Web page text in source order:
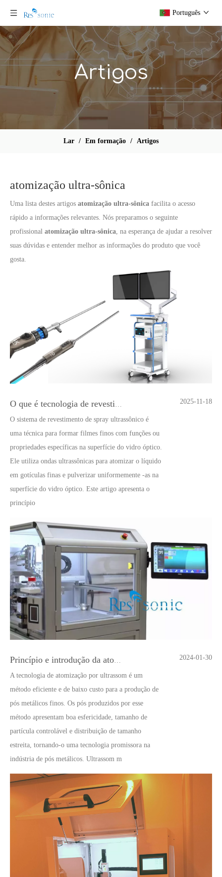
Português
Artigos
Lar / Em formação / Artigos
atomização ultra-sônica
Uma lista destes artigos atomização ultra-sônica facilita o acesso
rápido a informações relevantes. Nós preparamos o seguinte
profissional atomização ultra-sônica, na esperança de ajudar a resolver
suas dúvidas e entender melhor as informações do produto que você
gosta.
O que é tecnologia de revestimento por spray ultrassônico de endoscópio semicondutor
O sistema de revestimento de spray ultrassônico é
uma técnica para formar filmes finos com funções ou
propriedades específicas na superfície do vidro óptico.
Ele utiliza ondas ultrassônicas para atomizar o líquido
em gotículas finas e pulverizar uniformemente -as na
superfície do vidro óptico. Este artigo apresenta o
princípio
2025-11-18
A tecnologia de atomização por ultrassom é um
método eficiente e de baixo custo para a produção de
pós metálicos finos. Os pós produzidos por esse
método apresentam boa esfericidade, tamanho de
partícula controlável e distribuição de tamanho
estreita, tornando-o uma tecnologia promissora na
indústria de pós metálicos. Ultrassom m
2024-01-30